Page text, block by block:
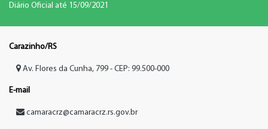
Diário Oficial até 15/09/2021
Carazinho/RS
Av. Flores da Cunha, 799 - CEP: 99.500-000
E-mail
camaracrz@camaracrz.rs.gov.br